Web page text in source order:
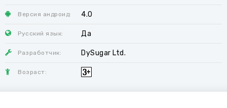
Версия андроид: 4.0
Русский язык: Да
Разработчик: DySugar Ltd.
Возраст: